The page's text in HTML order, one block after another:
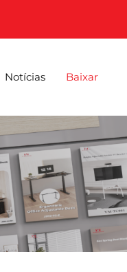
Notícias Baixar